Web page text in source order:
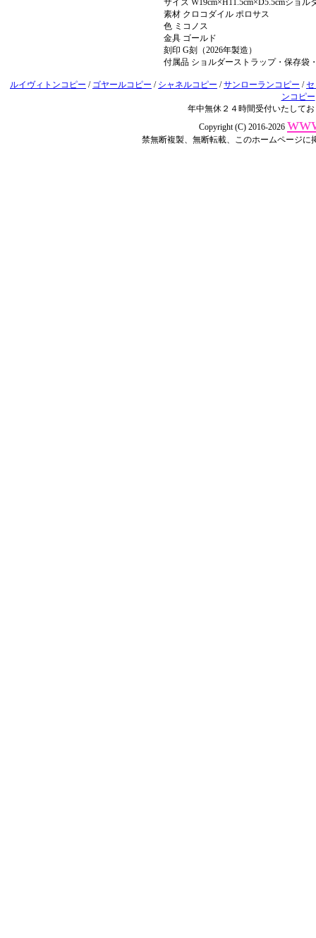
サイズ W19cm×H11.5cm×D5.5cmショル
素材 クロコダイル ポロサス
色 ミコノス
金具 ゴールド
刻印 G刻（2026年製造）
付属品 ショルダーストラップ・保存袋
ルイヴィトンコピー / ゴヤールコピー / シャネルコピー /サンローランコピー /
ンコピー
年中無休２４時間受付いたして
Copyright (C) 2016-2026
禁無断複製、無断転載、このホームページ